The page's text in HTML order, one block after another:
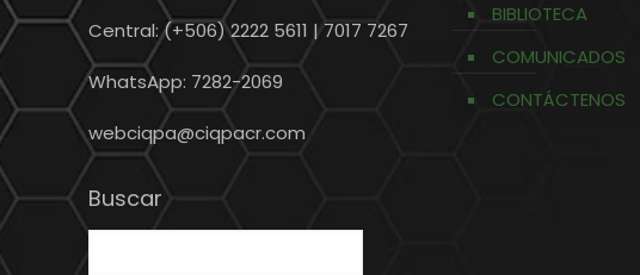
Central: (+506) 2222 5611 | 7017 7267
WhatsApp: 7282-2069
webciqpa@ciqpacr.com
Buscar
BIBLIOTECA
COMUNICADOS
CONTÁCTENOS